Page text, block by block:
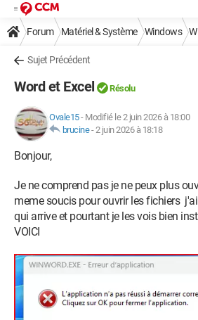
Forum Matériel & Système Windows
Sujet Précédent
Word et Excel Résolu
Ovale15- Modifié le 2 juin 2026 à 18:00
brucine-2 juin 2026 à 18:18
Bonjour,
Je ne comprend pas je ne peux plus
meme soucis pour ouvrir les fichiers
qui arrive et pourtant je les vois bien
VOICI